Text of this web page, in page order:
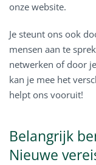
onze website.
Je steunt ons ook
mensen aan te
netwerken of door
kan je mee het
helpt ons vooruit!
Belangrijk
Nieuwe